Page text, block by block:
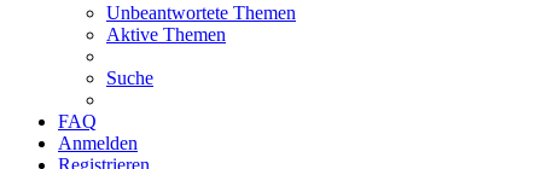
Unbeantwortete Themen
Aktive Themen
Suche
FAQ
Anmelden
Registrieren